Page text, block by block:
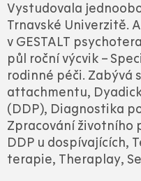
Vystudovala
Trnavské Univerzitě.
v GESTALT
půl roční výcvik –
rodinné péči. Zabývá
attachmentu,
(DDP), Diagnostika
Zpracování životního
DDP u dospívajících,
terapie, Theraplay,